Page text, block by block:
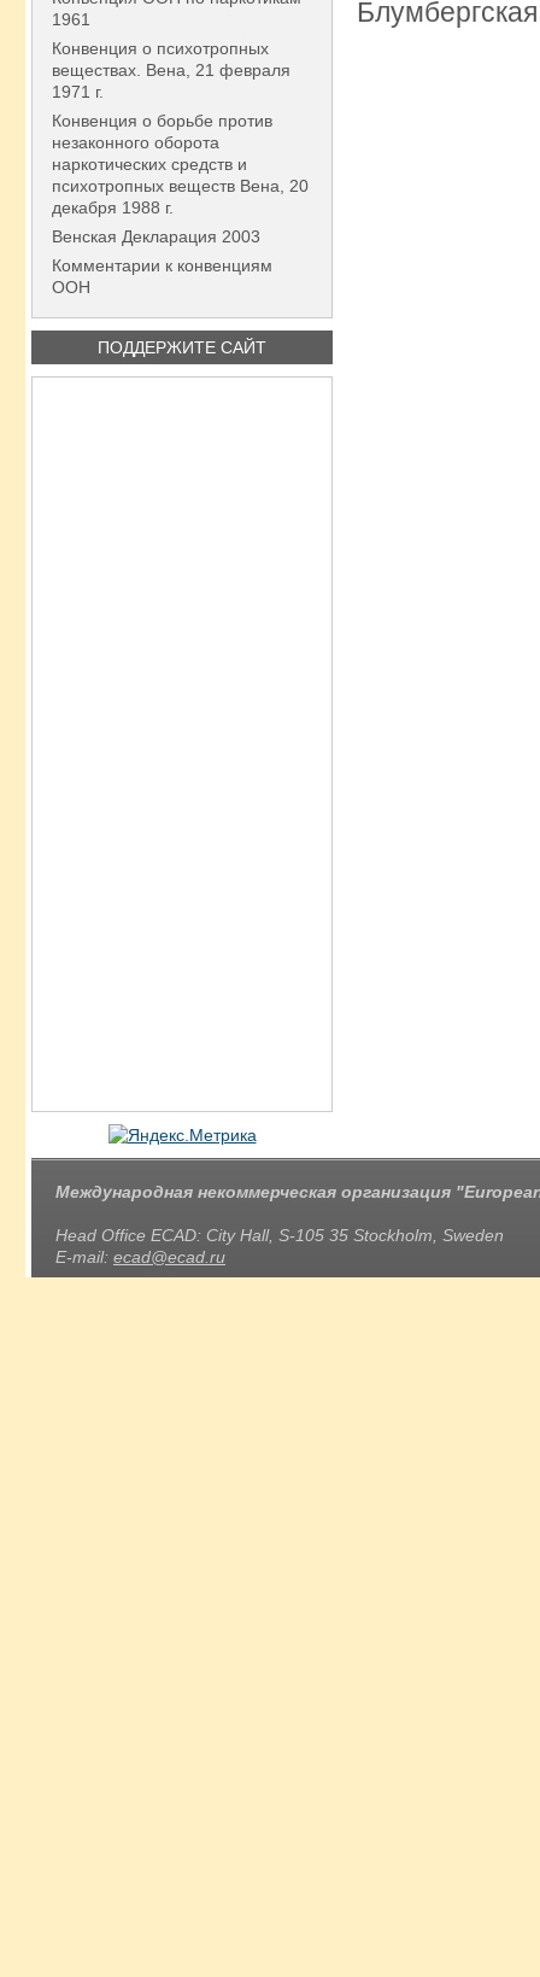
1961
Конвенция о психотропных
веществах. Вена, 21 февраля
1971 г.
Конвенция о борьбе против
незаконного оборота
наркотических средств и
психотропных веществ Вена, 20
декабря 1988 г.
Венская Декларация 2003
Комментарии к конвенциям
ООН
ПОДДЕРЖИТЕ САЙТ
Международная некоммерческая организация
Head Office ECAD: City Hall, S-105 35 Stockholm, Sweden
E-mail: ecad@ecad.ru